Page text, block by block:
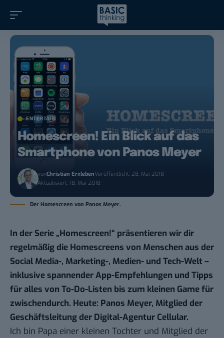
ENTERTAIN
Homescreen! Ein Blick auf das
Smartphone von Panos Meyer
vonChristian ErxlebenVeröffentlicht: 28. Mai 2018
Aktualisiert: 18. Mai 2018
Der Homescreen von Panos Meyer.
In der Serie „Homescreen!“ präsentieren wir dir
regelmäßig die Homescreens von Menschen aus der
Social Media-, Marketing-, Medien- und Tech-Welt –
inklusive spannender App-Empfehlungen und Tipps
für alles von To-Do-Listen bis zum kleinen Game für
zwischendurch. Heute: Panos Meyer, Mitglied der
Geschäftsleitung der Digital-Agentur Cellular.
Ich bin Papa einer kleinen Tochter und Mitglied der